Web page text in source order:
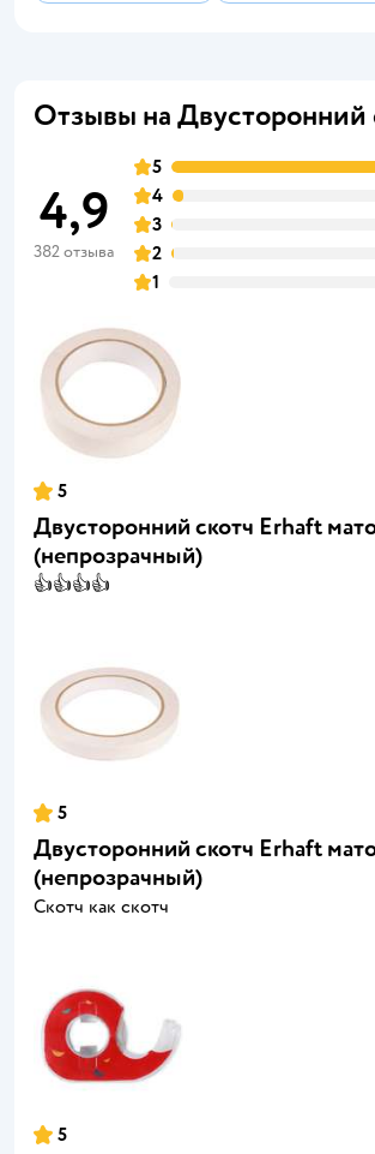
Отзывы на Двусторонний
4,9
382 отзыва
5
4
3
2
1
5
Двусторонний скотч Erhaft
(непрозрачный)
👍👍👍👍
5
Двусторонний скотч Erhaft
(непрозрачный)
Скотч как скотч
5